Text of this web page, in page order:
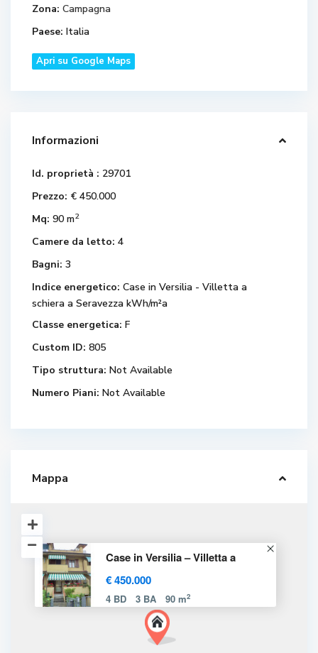
Zona: Campagna
Paese: Italia
Apri su Google Maps
Informazioni
Id. proprietà : 29701
Prezzo: € 450.000
Mq: 90 m2
Camere da letto: 4
Bagni: 3
Indice energetico: Case in Versilia - Villetta a
schiera a Seravezza kWh/m²a
Classe energetica: F
Custom ID: 805
Tipo struttura: Not Available
Numero Piani: Not Available
Mappa
Case in Versilia – Villetta a
€ 450.000
4 BD 3 BA 90 m2